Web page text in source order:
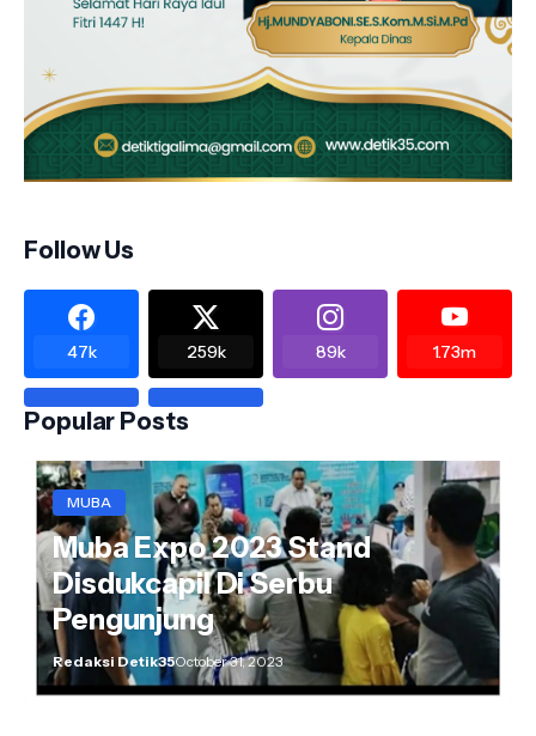
Follow Us
47k 259k 89k 1.73m
Popular Posts
MUBA
Muba Expo 2023 Stand
Disdukcapil Di Serbu
Pengunjung
Redaksi Detik35October 31, 2023